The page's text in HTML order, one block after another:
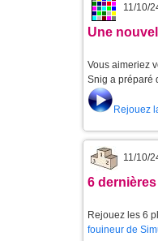
11/10/
Une
Vous aimeriez
Snig a préparé
Rejouez
11/10/
6
Rejouez les 6
fouineur de